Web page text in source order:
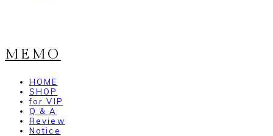
MEMO
HOME
SHOP
for VIP
Q & A
Review
Notice